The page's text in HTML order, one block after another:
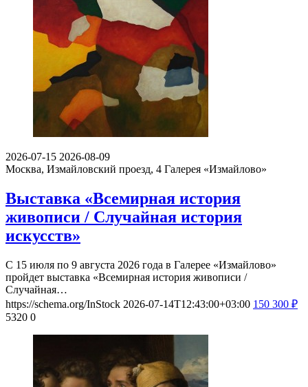
2026-07-15 2026-08-09
Москва, Измайловский проезд, 4 Галерея «Измайлово»
Выставка «Всемирная история
живописи / Случайная история
искусств»
С 15 июля по 9 августа 2026 года в Галерее «Измайлово»
пройдет выставка «Всемирная история живописи /
Случайная…
https://schema.org/InStock 2026-07-14T12:43:00+03:00 150 300 ₽
5320 0